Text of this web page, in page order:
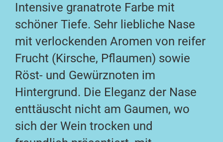
Intensive granatrote Farbe mit
schöner Tiefe. Sehr liebliche Nase
mit verlockenden Aromen von reifer
Frucht (Kirsche, Pflaumen) sowie
Röst- und Gewürznoten im
Hintergrund. Die Eleganz der Nase
enttäuscht nicht am Gaumen, wo
sich der Wein trocken und